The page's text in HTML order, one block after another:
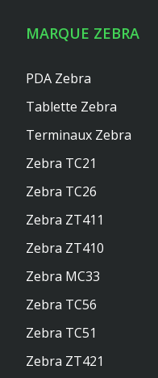
MARQUE ZEBRA
PDA Zebra
Tablette Zebra
Terminaux Zebra
Zebra TC21
Zebra TC26
Zebra ZT411
Zebra ZT410
Zebra MC33
Zebra TC56
Zebra TC51
Zebra ZT421